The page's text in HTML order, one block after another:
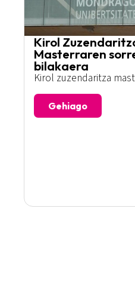
Kirol
Masterraren
bilakaera
Kirol zuzendaritza
Gehiago